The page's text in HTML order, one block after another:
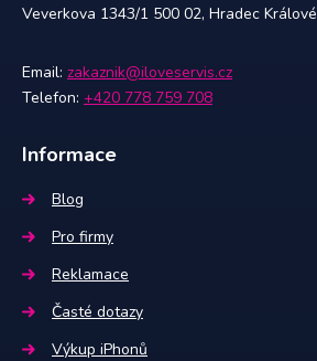
Veverkova 1343/1 500 02, Hradec Králové
Email: zakaznik@iloveservis.cz
Telefon: +420 778 759 708
Informace
Blog
Pro firmy
Reklamace
Časté dotazy
Výkup iPhonů